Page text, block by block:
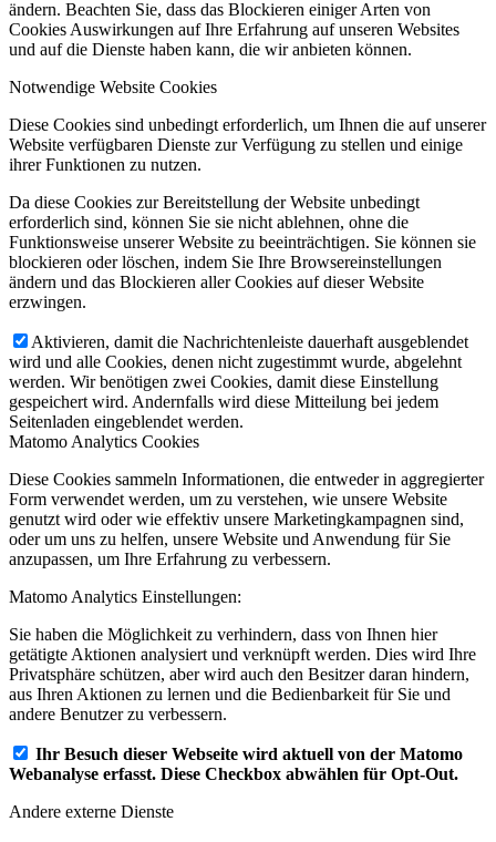
ändern. Beachten Sie, dass das Blockieren einiger Arten von
Cookies Auswirkungen auf Ihre Erfahrung auf unseren Websites
und auf die Dienste haben kann, die wir anbieten können.
Notwendige Website Cookies
Diese Cookies sind unbedingt erforderlich, um Ihnen die auf unserer
Website verfügbaren Dienste zur Verfügung zu stellen und einige
ihrer Funktionen zu nutzen.
Da diese Cookies zur Bereitstellung der Website unbedingt
erforderlich sind, können Sie sie nicht ablehnen, ohne die
Funktionsweise unserer Website zu beeinträchtigen. Sie können sie
blockieren oder löschen, indem Sie Ihre Browsereinstellungen
ändern und das Blockieren aller Cookies auf dieser Website
erzwingen.
Aktivieren, damit die Nachrichtenleiste dauerhaft ausgeblendet
wird und alle Cookies, denen nicht zugestimmt wurde, abgelehnt
werden. Wir benötigen zwei Cookies, damit diese Einstellung
gespeichert wird. Andernfalls wird diese Mitteilung bei jedem
Seitenladen eingeblendet werden.
Matomo Analytics Cookies
Diese Cookies sammeln Informationen, die entweder in aggregierter
Form verwendet werden, um zu verstehen, wie unsere Website
genutzt wird oder wie effektiv unsere Marketingkampagnen sind,
oder um uns zu helfen, unsere Website und Anwendung für Sie
anzupassen, um Ihre Erfahrung zu verbessern.
Matomo Analytics Einstellungen:
Sie haben die Möglichkeit zu verhindern, dass von Ihnen hier
getätigte Aktionen analysiert und verknüpft werden. Dies wird Ihre
Privatsphäre schützen, aber wird auch den Besitzer daran hindern,
aus Ihren Aktionen zu lernen und die Bedienbarkeit für Sie und
andere Benutzer zu verbessern.
Ihr Besuch dieser Webseite wird aktuell von der Matomo
Webanalyse erfasst. Diese Checkbox abwählen für Opt-Out.
Andere externe Dienste